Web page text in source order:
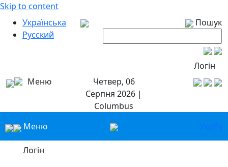
Skip to content
Українська
Русский
Пошук
Логін
Меню
Четвер, 06
Серпня 2026 |
Columbus
Меню
УкрРу
Логін